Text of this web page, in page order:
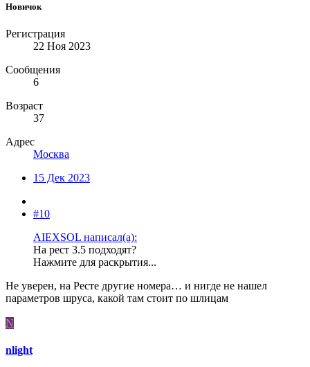
Новичок
Регистрация
22 Ноя 2023
Сообщения
6
Возраст
37
Адрес
Москва
15 Дек 2023
#10
AIEXSOL написал(а):
На рест 3.5 подходят?
Нажмите для раскрытия...
Не уверен, на Ресте другие номера… и нигде не нашел
параметров шруса, какой там стоит по шлицам
N
nlight